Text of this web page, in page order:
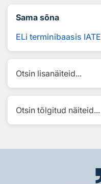
Sama sõna
ELi terminibaasis IATE
Otsin lisanäiteid...
Otsin tõlgitud näiteid...